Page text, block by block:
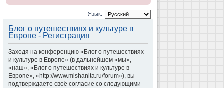
Язык:
Блог о путешествиях и культуре в
Европе - Регистрация
Заходя на конференцию «Блог о путешествиях
и культуре в Европе» (в дальнейшем «мы»,
«наш», «Блог о путешествиях и культуре в
Европе», «http://www.mishanita.ru/forum»), вы
подтверждаете своё согласие со следующими